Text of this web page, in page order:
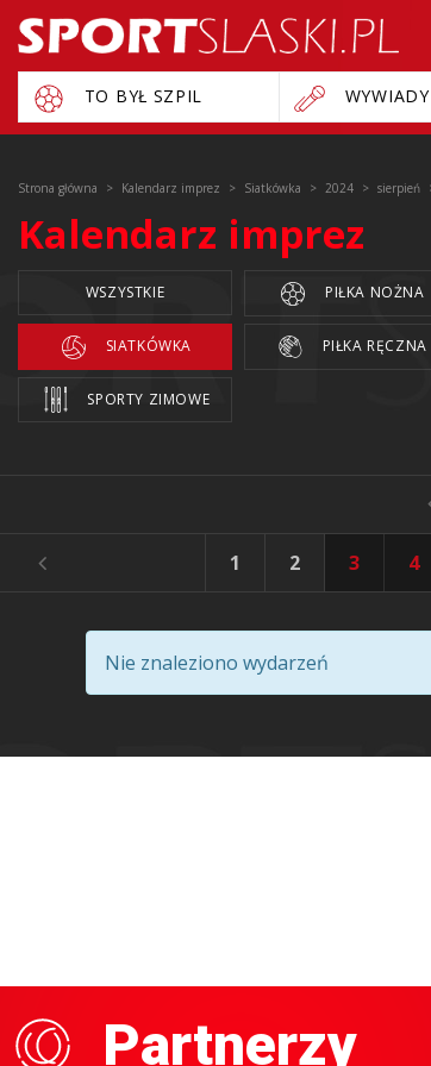
TO BYŁ SZPIL WYWIADY
Strona główna Kalendarz imprez Siatkówka 2024 sierpień
Kalendarz imprez
WSZYSTKIE PIŁKA NOŻNA
SIATKÓWKA PIŁKA RĘCZNA
SPORTY ZIMOWE
1 2 3 4
Nie znaleziono wydarzeń
Partnerzy